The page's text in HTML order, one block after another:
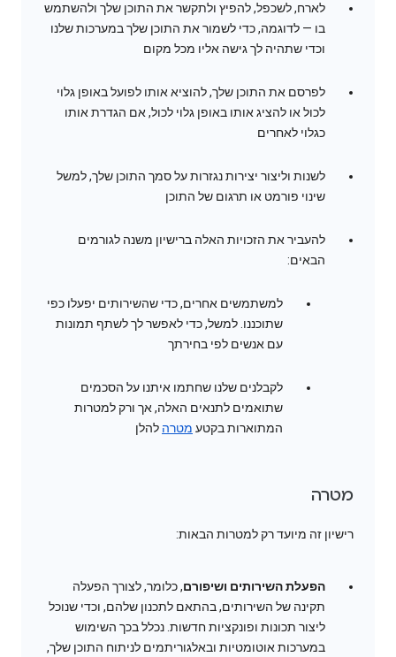
לארח, לשכפל, להפיץ ולתקשר את התוכן שלך ולהשתמש
בו — לדוגמה, כדי לשמור את התוכן שלך במערכות שלנו
וכדי שתהיה לך גישה אליו מכל מקום
לפרסם את התוכן שלך, להוציא אותו לפועל באופן גלוי
לכול או להציג אותו באופן גלוי לכול, אם הגדרת אותו
כגלוי לאחרים
לשנות וליצור יצירות נגזרות על סמך התוכן שלך, למשל
שינוי פורמט או תרגום של התוכן
להעביר את הזכויות האלה ברישיון משנה לגורמים
הבאים:
למשתמשים אחרים, כדי שהשירותים יפעלו כפי
שתוכננו. למשל, כדי לאפשר לך לשתף תמונות
עם אנשים לפי בחירתך
לקבלנים שלנו שחתמו איתנו על הסכמים
שתואמים לתנאים האלה, אך ורק למטרות
המתוארות בקטע מטרה להלן
מטרה
רישיון זה מיועד רק למטרות הבאות:
הפעלת השירותים ושיפורם, כלומר, לצורך הפעלה
תקינה של השירותים, בהתאם לתכנון שלהם, וכדי שנוכל
ליצור תכונות ופונקציות חדשות. נכלל בכך השימוש
במערכות אוטומטיות ובאלגוריתמים לניתוח התוכן שלך,